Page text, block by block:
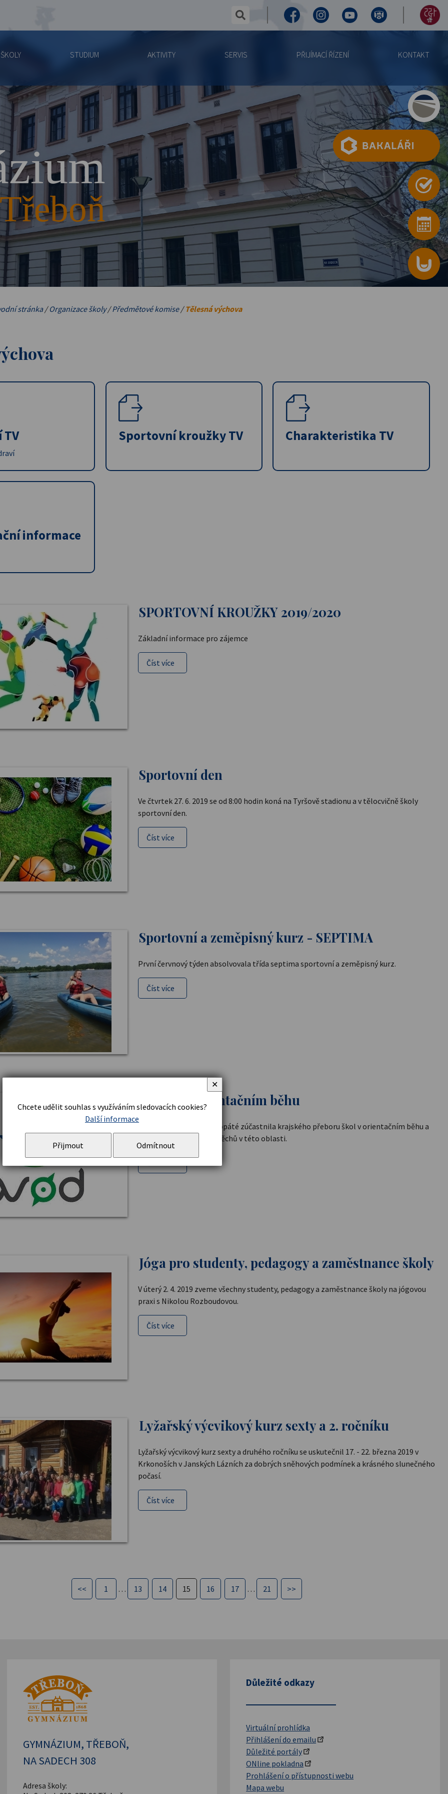
STUDIUM AKTIVITY SERVIS PŘIJÍMACÍ ŘÍZENÍ KONTAKT
hledaný text...
✕
FacebookInstagramYoutubeVirtuální
155
výročí
Třeboň
stránka/Organizace školy/Předmětové komise/Tělesná výchova
TV Sportovní kroužky TV Charakteristika TV
informace
SPORTOVNÍ KROUŽKY 2019/2020
Základní informace pro zájemce
Číst více
Sportovní den
Ve čtvrtek 27. 6. 2019 se od 8:00 hodin koná na Tyršově stadionu a v tělocvičně školy
sportovní den.
Číst více
Sportovní a zeměpisný kurz - SEPTIMA
První červnový týden absolvovala třída septima sportovní a zeměpisný kurz.
Číst více
Úspěch v orientačním běhu
Naše škola se letos již popáté zúčastnila krajského přeboru škol v orientačním běhu a
navázala tak na sérii úspěchů v této oblasti.
Jóga pro studenty, pedagogy a zaměstnance školy
V úterý 2. 4. 2019 zveme všechny studenty, pedagogy a zaměstnance školy na jógovou
praxi s Nikolou Rozboudovou.
Číst více
Lyžařský výcvikový kurz sexty a 2. ročníku
Lyžařský výcvikový kurz sexty a druhého ročníku se uskutečnil 17. - 22. března 2019 v
Krkonoších v Janských Lázních za dobrých sněhových podmínek a krásného slunečného
počasí.
Číst více
<< 1 … 13 14 15 16 17 … 21 >>
GYMNÁZIUM, TŘEBOŇ,
NA SADECH 308
Adresa školy:
Důležité odkazy
Virtuální prohlídka
Přihlášení do emailu
Důležité portály
ONline pokladna
Prohlášení o přístupnosti webu
Mapa webu
Chcete udělit souhlas s využíváním sledovacích cookies?
Další informace
Přijmout Odmítnout
✕